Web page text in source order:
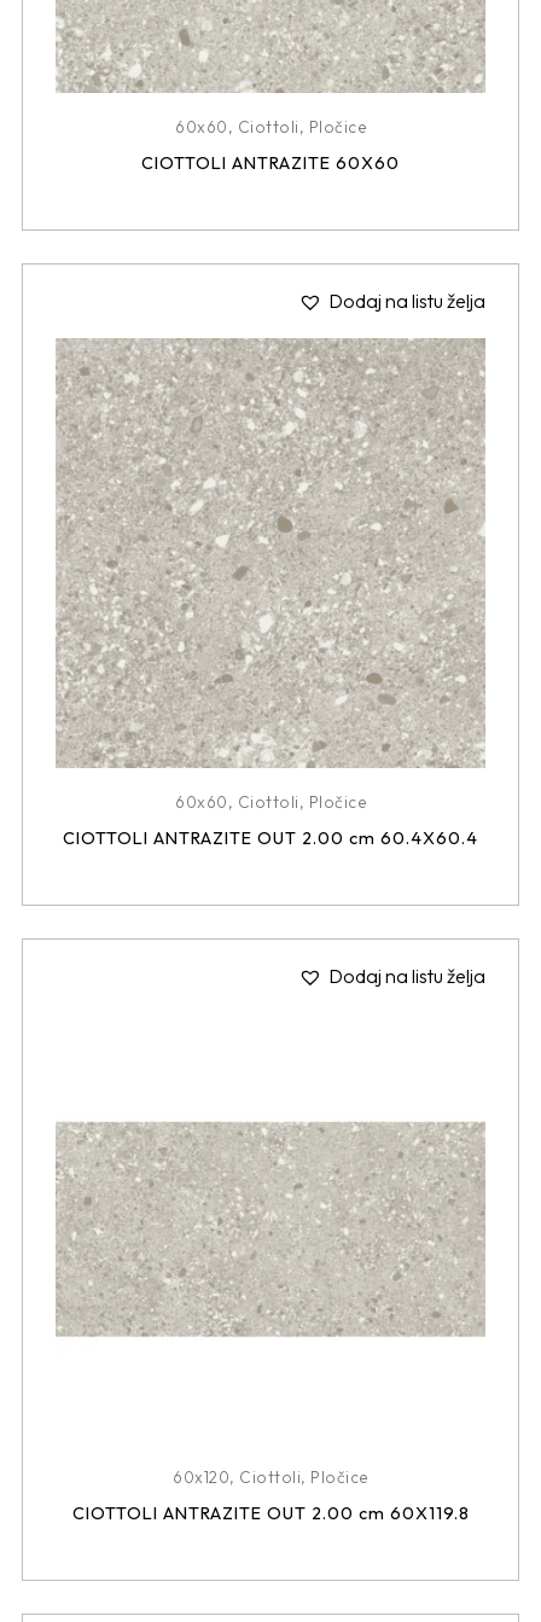
60x60, Ciottoli, Pločice
CIOTTOLI ANTRAZITE 60X60
Dodaj na listu želja
60x60, Ciottoli, Pločice
CIOTTOLI ANTRAZITE OUT 2.00 cm 60.4X60.4
Dodaj na listu želja
60x120, Ciottoli, Pločice
CIOTTOLI ANTRAZITE OUT 2.00 cm 60X119.8